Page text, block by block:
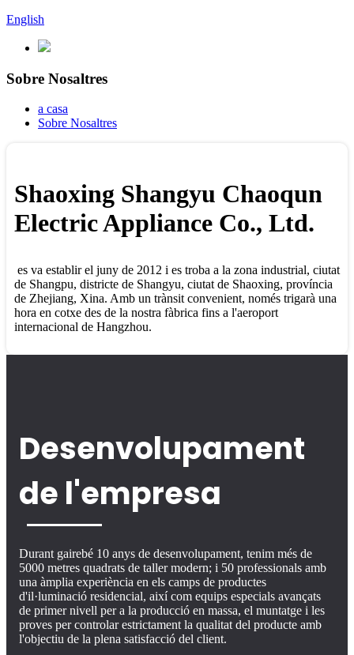
English
Sobre Nosaltres
a casa
Sobre Nosaltres
Shaoxing Shangyu Chaoqun
Electric Appliance Co., Ltd.
es va establir el juny de 2012 i es troba a la zona industrial, ciutat
de Shangpu, districte de Shangyu, ciutat de Shaoxing, província
de Zhejiang, Xina. Amb un trànsit convenient, només trigarà una
hora en cotxe des de la nostra fàbrica fins a l'aeroport
internacional de Hangzhou.
Desenvolupament
de l'empresa
Durant gairebé 10 anys de desenvolupament, tenim més de
5000 metres quadrats de taller modern; i 50 professionals amb
una àmplia experiència en els camps de productes
d'il·luminació residencial, així com equips especials avançats
de primer nivell per a la producció en massa, el muntatge i les
proves per controlar estrictament la qualitat del producte amb
l'objectiu de la plena satisfacció del client.